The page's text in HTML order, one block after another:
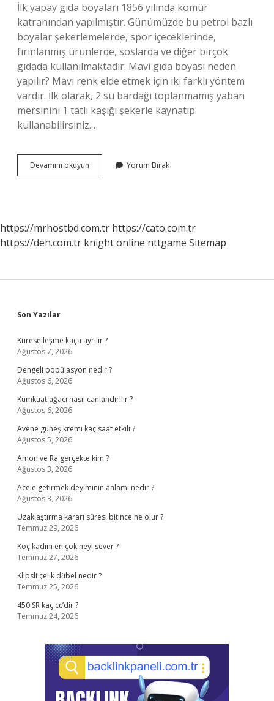
İlk yapay gıda boyaları 1856 yılında kömür
katranından yapılmıştır. Günümüzde bu petrol bazlı
boyalar şekerlemelerde, spor içeceklerinde,
fırınlanmış ürünlerde, soslarda ve diğer birçok
gıdada kullanılmaktadır. Mavi gıda boyası neden
yapılır? Mavi renk elde etmek için iki farklı yöntem
vardır. İlk olarak, 2 su bardağı toplanmamış yaban
mersinini 1 tatlı kaşığı şekerle kaynatıp
kullanabilirsiniz.…
Devamını okuyun
Boyası
Yorum Bırak
https://mrhostbd.com.tr https://cato.com.tr
https://deh.com.tr knight online nttgame Sitemap
Sidebar
Son Yazılar
Küreselleşme kaça ayrılır ?
Ağustos 7, 2026
Dengeli popülasyon nedir ?
Ağustos 6, 2026
Kumkuat ağacı nasıl canlandırılır ?
Ağustos 6, 2026
Avene güneş kremi kaç saat etkili ?
Ağustos 5, 2026
Amon ve Ra gerçekte kim ?
Ağustos 3, 2026
Acele getirmek deyiminin anlamı nedir ?
Ağustos 3, 2026
Uzaklaştırma kararı süresi bitince ne olur ?
Temmuz 29, 2026
Koç kadını en çok neyi sever ?
Temmuz 27, 2026
Klipsli çelik dübel nedir ?
Temmuz 25, 2026
450 SR kaç cc’dir ?
Temmuz 24, 2026